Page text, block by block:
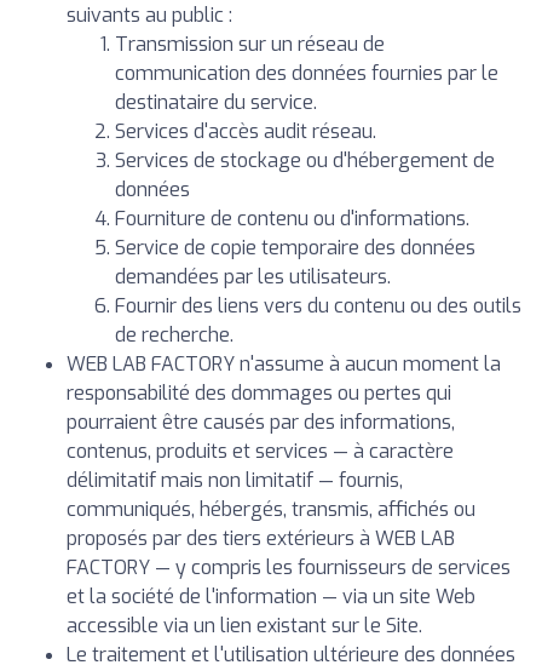
suivants au public :
Transmission sur un réseau de
communication des données fournies par le
destinataire du service.
Services d'accès audit réseau.
Services de stockage ou d'hébergement de
données
Fourniture de contenu ou d'informations.
Service de copie temporaire des données
demandées par les utilisateurs.
Fournir des liens vers du contenu ou des outils
de recherche.
WEB LAB FACTORY n'assume à aucun moment la
responsabilité des dommages ou pertes qui
pourraient être causés par des informations,
contenus, produits et services — à caractère
délimitatif mais non limitatif — fournis,
communiqués, hébergés, transmis, affichés ou
proposés par des tiers extérieurs à WEB LAB
FACTORY — y compris les fournisseurs de services
et la société de l'information — via un site Web
accessible via un lien existant sur le Site.
Le traitement et l'utilisation ultérieure des données